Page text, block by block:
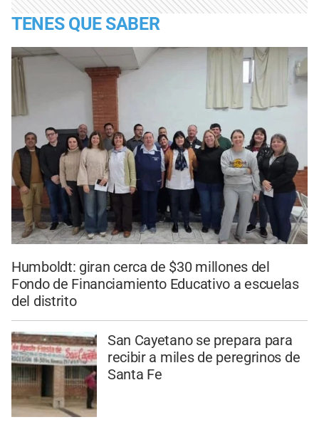
TENES QUE SABER
Humboldt: giran cerca de $30 millones del
Fondo de Financiamiento Educativo a escuelas
del distrito
San Cayetano se prepara para
recibir a miles de peregrinos de
Santa Fe